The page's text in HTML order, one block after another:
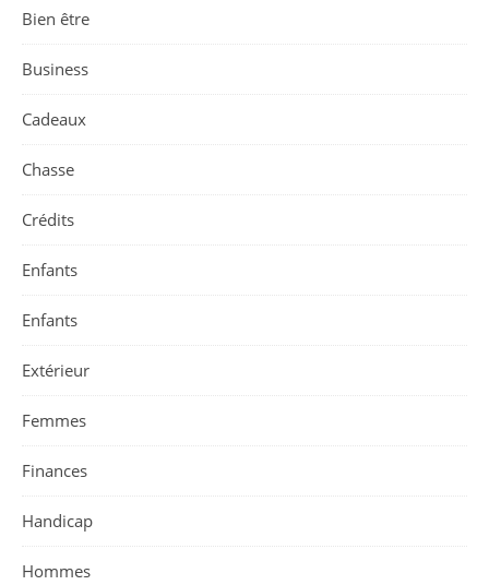
Bien être
Business
Cadeaux
Chasse
Crédits
Enfants
Enfants
Extérieur
Femmes
Finances
Handicap
Hommes